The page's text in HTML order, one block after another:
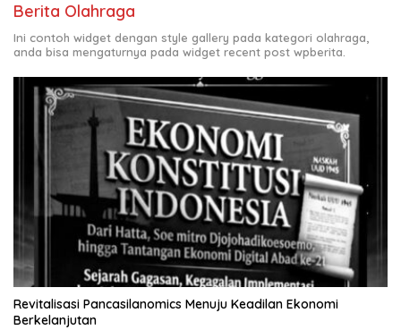
Berita Olahraga
Ini contoh widget dengan style gallery pada kategori olahraga,
anda bisa mengaturnya pada widget recent post wpberita.
Revitalisasi Pancasilanomics Menuju Keadilan Ekonomi
Berkelanjutan